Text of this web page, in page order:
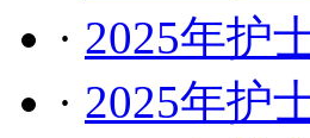
· 2025年护
· 2025年护